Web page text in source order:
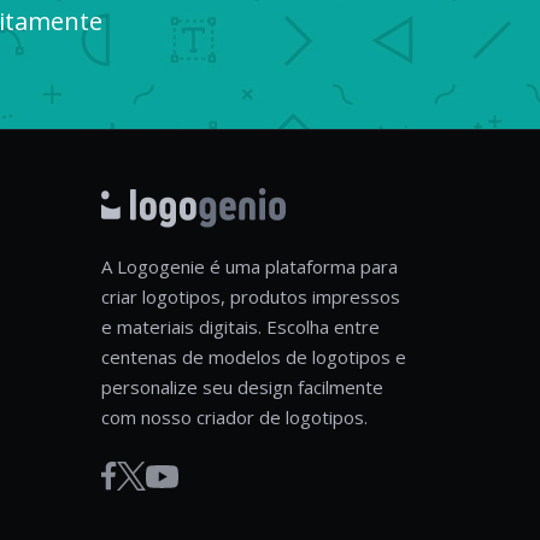
A Logogenie é uma plataforma para
criar logotipos, produtos impressos
e materiais digitais. Escolha entre
centenas de modelos de logotipos e
personalize seu design facilmente
com nosso criador de logotipos.